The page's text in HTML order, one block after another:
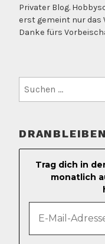
Privater Blog.
erst gemeint nur das
Danke fürs
nach:
DRANBLEIBEN
Trag dich in
monatlich